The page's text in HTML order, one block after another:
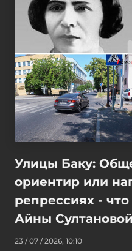
Улицы Баку:
ориентир или
репрессиях -
Айны
23 / 07 / 2026, 10:10